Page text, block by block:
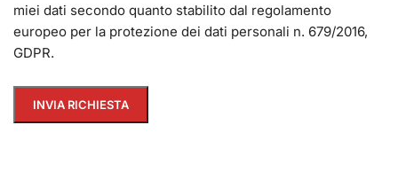
miei dati secondo quanto stabilito dal regolamento
europeo per la protezione dei dati personali n. 679/2016,
GDPR.